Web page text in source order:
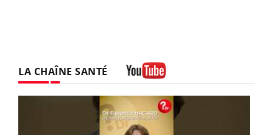
LA CHAÎNE SANTÉ